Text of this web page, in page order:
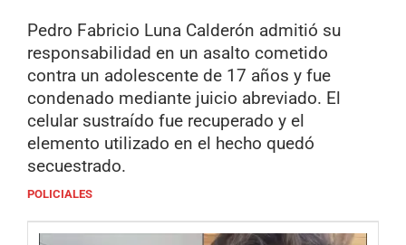
Pedro Fabricio Luna Calderón admitió su
responsabilidad en un asalto cometido
contra un adolescente de 17 años y fue
condenado mediante juicio abreviado. El
celular sustraído fue recuperado y el
elemento utilizado en el hecho quedó
secuestrado.
POLICIALES